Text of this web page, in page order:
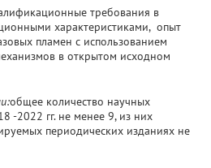
требования в
характеристиками, опыт
пламен с использованием
в открытом исходном
общее количество научных
-2022 гг. не менее 9, из них
периодических изданиях не